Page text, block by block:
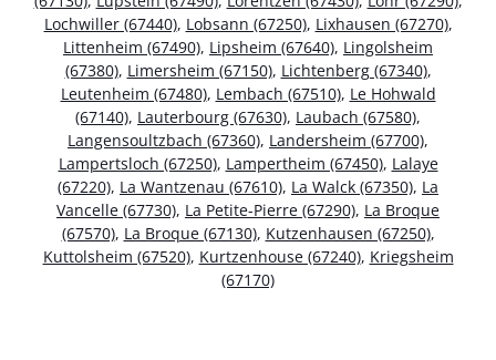
Lochwiller (67440), Lobsann (67250), Lixhausen (67270),
Littenheim (67490), Lipsheim (67640), Lingolsheim
(67380), Limersheim (67150), Lichtenberg (67340),
Leutenheim (67480), Lembach (67510), Le Hohwald
(67140), Lauterbourg (67630), Laubach (67580),
Langensoultzbach (67360), Landersheim (67700),
Lampertsloch (67250), Lampertheim (67450), Lalaye
(67220), La Wantzenau (67610), La Walck (67350), La
Vancelle (67730), La Petite-Pierre (67290), La Broque
(67570), La Broque (67130), Kutzenhausen (67250),
Kuttolsheim (67520), Kurtzenhouse (67240), Kriegsheim
(67170)